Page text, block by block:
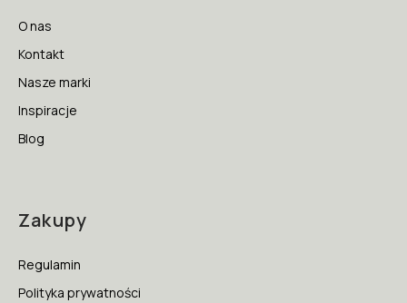
O nas
Kontakt
Nasze marki
Inspiracje
Blog
Zakupy
Regulamin
Polityka prywatności